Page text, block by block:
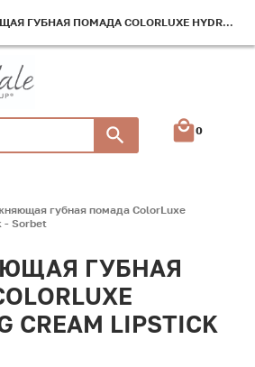
0
губная помада ColorLuxe
- Sorbet
ГУБНАЯ
CREAM LIPSTICK
УВЛАЖНЯЮЩАЯ ГУБНАЯ ПОМАДА COLORLUXE HYDRATING CREAM LIPSTICK - SORBET
УВЛАЖНЯЮЩАЯ ГУБНАЯ ПОМАДА COLORLUXE HYDRATING CREAM LIPSTICK - SORBET
УВЛАЖНЯЮЩАЯ ГУБНАЯ ПОМАДА COLORLUXE HYDRATING CREAM LIPSTICK - SORBET